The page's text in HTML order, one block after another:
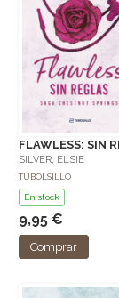
FLAWLESS: SIN
SILVER, ELSIE
TUBOLSILLO
En stock
9,95 €
Comprar